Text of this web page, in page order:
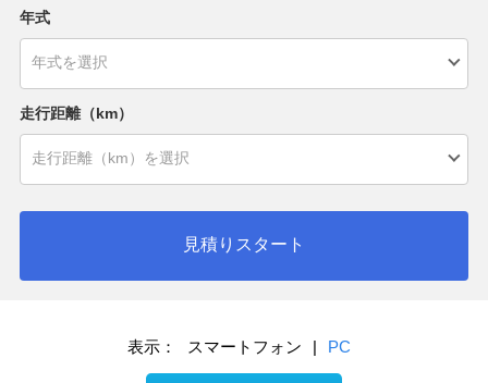
年式
走行距離（km）
見積りスタート
表示： スマートフォン | PC